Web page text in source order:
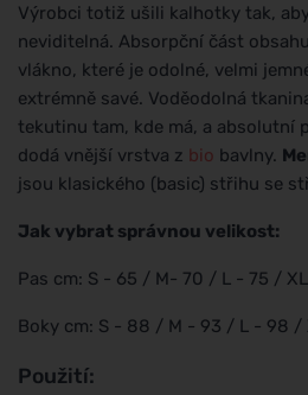
Výrobci totiž ušili kalhotky tak,
neviditelná. Absorpční část
vlákno, které je odolné, velmi
extrémně savé. Voděodolná
tekutinu tam, kde má, a absolutní
dodá vnější vrstva z bio bavlny.
jsou klasického (basic) střihu se
Jak vybrat správnou velikost:
Pas cm: S - 65 / M- 70 / L - 75 /
Boky cm: S - 88 / M - 93 / L - 98 /
Použití: